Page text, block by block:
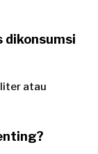
dikonsumsi
atau